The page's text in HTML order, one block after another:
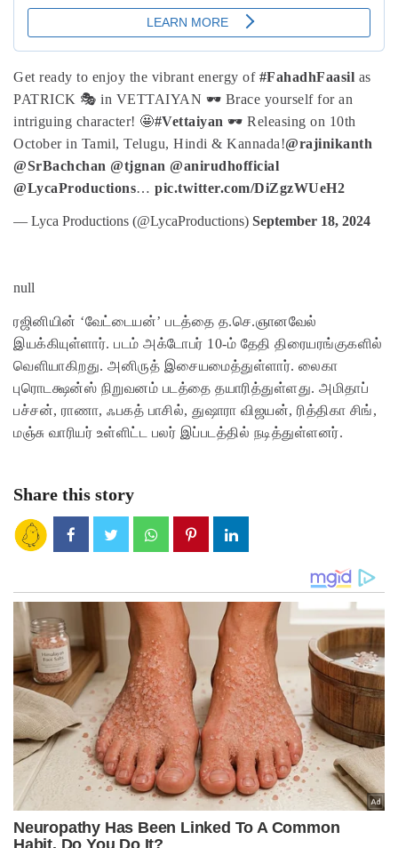
Get ready to enjoy the vibrant energy of #FahadhFaasil as
PATRICK 🎭 in VETTAIYAN 🕶️ Brace yourself for an
intriguing character! 🤩#Vettaiyan 🕶️ Releasing on 10th
October in Tamil, Telugu, Hindi & Kannada!@rajinikanth
@SrBachchan @tjgnan @anirudhofficial
@LycaProductions… pic.twitter.com/DiZgzWUeH2
— Lyca Productions (@LycaProductions) September 18, 2024
null
ரஜினியின் ‘வேட்டையன்’ படத்தை த.செ.ஞானவேல்
இயக்கியுள்ளார். படம் அக்டோபர் 10-ம் தேதி திரையரங்குகளில்
வெளியாகிறது. அனிருத் இசையமைத்துள்ளார். லைகா
புரொடக்ஷன்ஸ் நிறுவனம் படத்தை தயாரித்துள்ளது. அமிதாப்
பச்சன், ராணா, ஃபகத் பாசில், துஷாரா விஜயன், ரித்திகா சிங்,
மஞ்சு வாரியர் உள்ளிட்ட பலர் இப்படத்தில் நடித்துள்ளனர்.
Share this story